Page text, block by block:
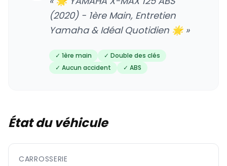
(2020) - 1ère Main, Entretien
Yamaha & Idéal Quotidien 🌟 »
✓ 1ère main
✓ Double des clés
✓ Aucun accident
✓ ABS
État du véhicule
CARROSSERIE